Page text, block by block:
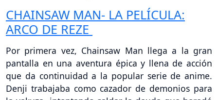
CHAINSAW MAN- LA PELÍCULA:
ARCO DE REZE
Por primera vez, Chainsaw Man llega a la gran
pantalla en una aventura épica y llena de acción
que da continuidad a la popular serie de anime.
Denji trabajaba como cazador de demonios para